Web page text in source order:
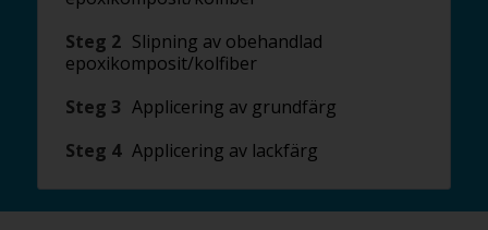
Steg 2 Slipning av obehandlad
epoxikomposit/kolfiber
Steg 3 Applicering av grundfärg
Steg 4 Applicering av lackfärg